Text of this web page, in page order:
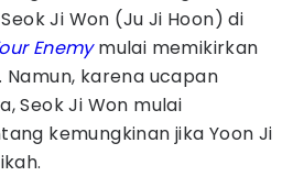
Ji Won (Ju Ji Hoon) di
Enemymulai memikirkan
karena ucapan
Seok Ji Won mulai
kemungkinan jika Yoon Ji